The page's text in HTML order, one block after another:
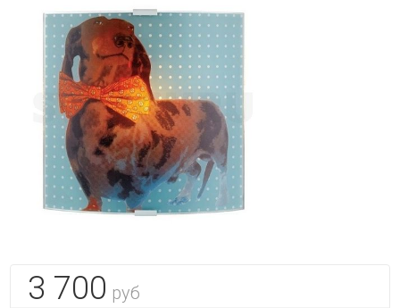
Распродажа
Еще
Мебель
3 700 руб